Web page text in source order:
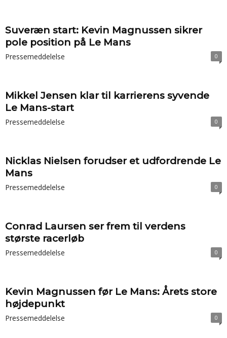
Suveræn start: Kevin Magnussen sikrer
pole position på Le Mans
Pressemeddelelse 0
Mikkel Jensen klar til karrierens syvende
Le Mans-start
Pressemeddelelse 0
Nicklas Nielsen forudser et udfordrende Le
Mans
Pressemeddelelse 0
Conrad Laursen ser frem til verdens
største racerløb
Pressemeddelelse 0
Kevin Magnussen før Le Mans: Årets store
højdepunkt
Pressemeddelelse 0